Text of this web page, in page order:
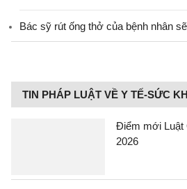
Bác sỹ rút ống thở của bệnh nhân
TIN PHÁP LUẬT VỀ Y TẾ-SỨC
Điểm mới Luật
2026